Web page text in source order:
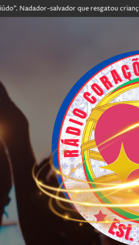
salvador que resgatou criança reage